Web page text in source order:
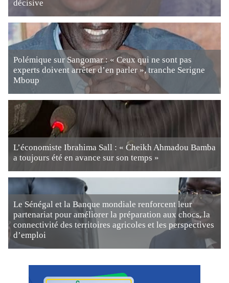
décisive
Polémique sur Sangomar : « Ceux qui ne sont pas
experts doivent arrêter d’en parler », tranche Serigne
Mboup
L’économiste Ibrahima Sall : « Cheikh Ahmadou Bamba
a toujours été en avance sur son temps »
Le Sénégal et la Banque mondiale renforcent leur
partenariat pour améliorer la préparation aux chocs, la
connectivité des territoires agricoles et les perspectives
d’emploi